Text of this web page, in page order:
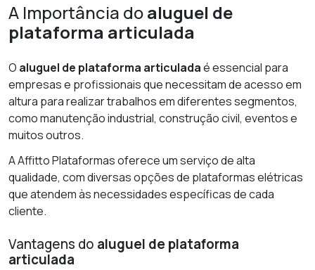
A Importância doaluguel de
plataforma articulada
O aluguel de plataforma articuladaé essencial para
empresas e profissionais que necessitam de acesso em
altura para realizar trabalhos em diferentes segmentos,
como manutenção industrial, construção civil, eventos e
muitos outros.
A Affitto Plataformas oferece um serviço de alta
qualidade, com diversas opções de plataformas elétricas
que atendem às necessidades específicas de cada
cliente.
Vantagens do aluguel de plataforma
articulada